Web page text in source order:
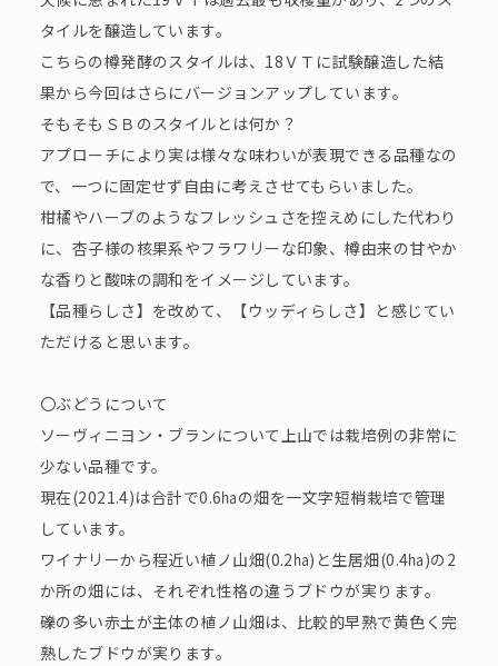
タイルを醸造しています。
こちらの樽発酵のスタイルは、18ＶＴに試験醸造した結
果から今回はさらにバージョンアップしています。
そもそもＳＢのスタイルとは何か？
アプローチにより実は様々な味わいが表現できる品種なの
で、一つに固定せず自由に考えさせてもらいました。
柑橘やハーブのようなフレッシュさを控えめにした代わり
に、杏子様の核果系やフラワリーな印象、樽由来の甘やか
な香りと酸味の調和をイメージしています。
【品種らしさ】を改めて、【ウッディらしさ】と感じてい
ただけると思います。
〇ぶどうについて
ソーヴィニヨン・ブランについて上山では栽培例の非常に
少ない品種です。
現在(2021.4)は合計で0.6㏊の畑を一文字短梢栽培で管理
しています。
ワイナリーから程近い植ノ山畑(0.2㏊)と生居畑(0.4㏊)の2
か所の畑には、それぞれ性格の違うブドウが実ります。
礫の多い赤土が主体の植ノ山畑は、比較的早熟で黄色く完
熟したブドウが実ります。